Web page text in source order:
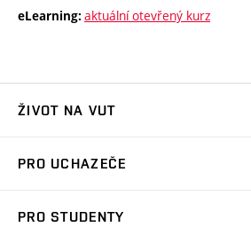
eLearning: aktuální otevřený kurz
ŽIVOT NA VUT
Koleje
PRO UCHAZEČE
PRO STUDENTY